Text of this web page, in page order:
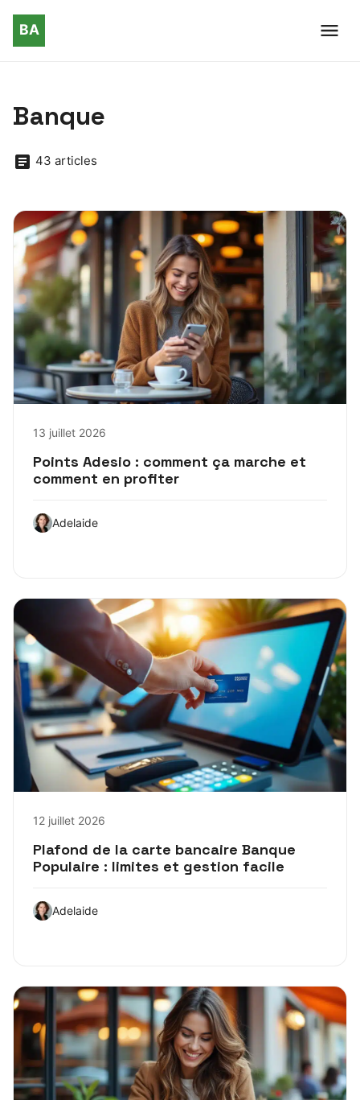
Banque
43 articles
13 juillet 2026
Points Adesio : comment ça marche et
comment en profiter
Adelaide
12 juillet 2026
Plafond de la carte bancaire Banque
Populaire : limites et gestion facile
Adelaide